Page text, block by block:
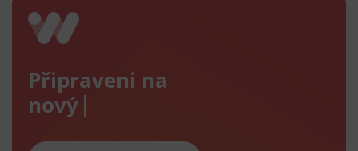
Připraveni na
nový e-sho